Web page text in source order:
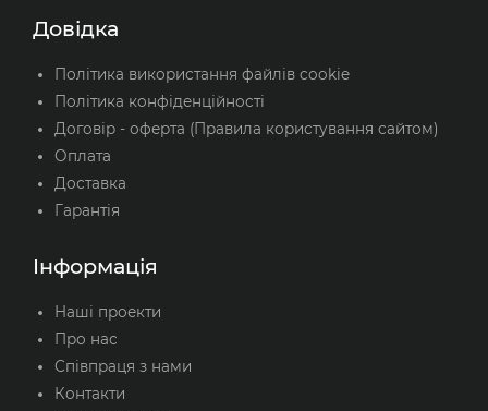
Довідка
Політика використання файлів cookie
Політика конфіденційності
Договір - оферта (Правила користування сайтом)
Оплата
Доставка
Гарантія
Інформація
Наші проекти
Про нас
Співпраця з нами
Контакти